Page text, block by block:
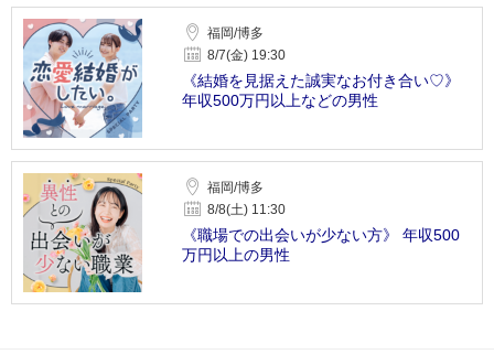
福岡/博多
8/7(金) 19:30
《結婚を見据えた誠実なお付き合い♡》
年収500万円以上などの男性
福岡/博多
8/8(土) 11:30
《職場での出会いが少ない方》 年収500
万円以上の男性